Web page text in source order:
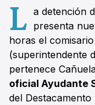
L a detención
presenta
horas el
(superintendente
pertenece
oficial Ayudante
del